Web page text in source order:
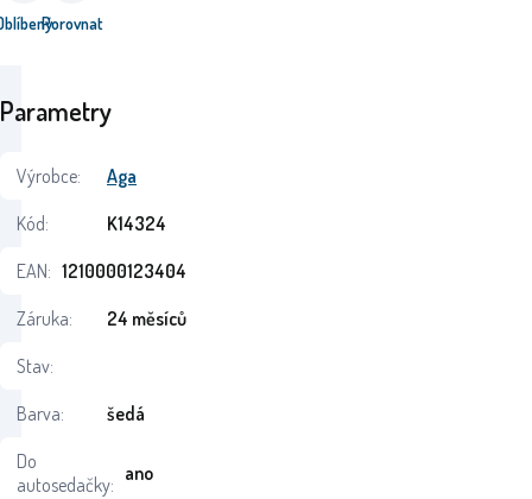
Porovnat
Parametry
Výrobce:
Aga
Kód:
K14324
EAN: 1210000123404
Záruka:
24 měsíců
Stav:
Barva:
šedá
Do
autosedačky: ano